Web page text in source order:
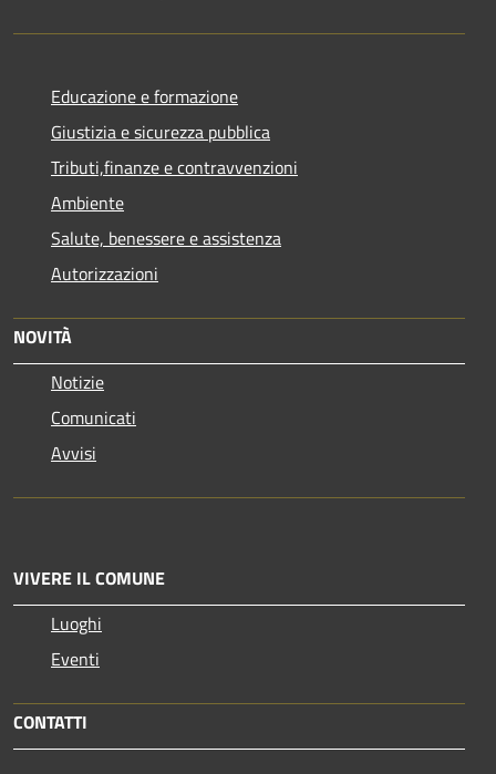
Educazione e formazione
Giustizia e sicurezza pubblica
Tributi,finanze e contravvenzioni
Ambiente
Salute, benessere e assistenza
Autorizzazioni
NOVITÀ
Notizie
Comunicati
Avvisi
VIVERE IL COMUNE
Luoghi
Eventi
CONTATTI